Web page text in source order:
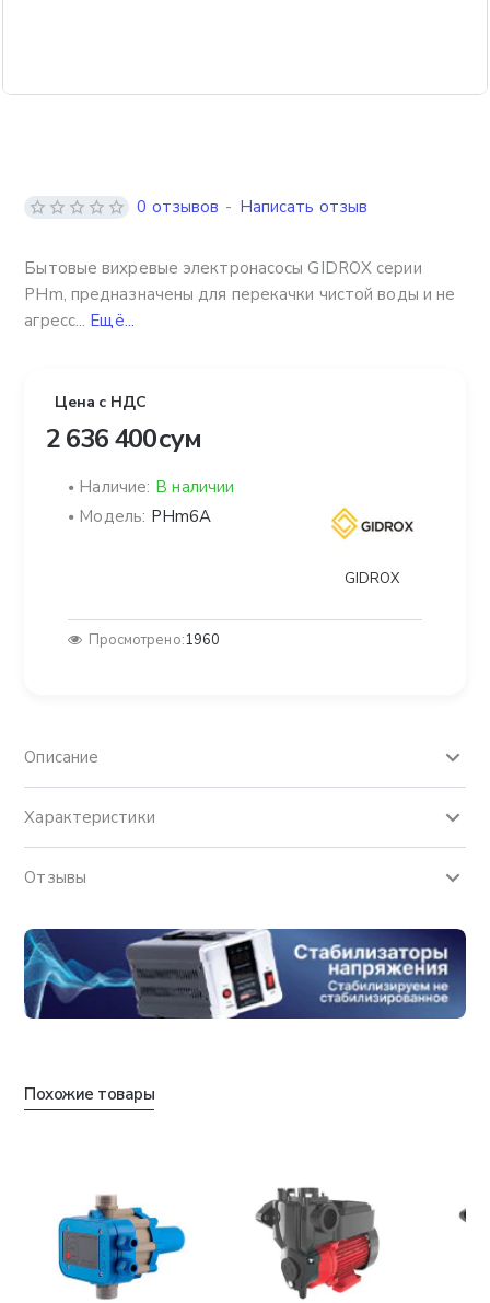
Бытовые вихревые электронасосы GIDROX серии
PHm, предназначены для перекачки чистой воды и не
агресс... Ещё...
0 отзывов - Написать отзыв
Цена с НДС
2 636 400 сум
Наличие: В наличии
Модель: PHm6A
GIDROX
Просмотрено:1960
Описание
Характеристики
Отзывы
Похожие товары